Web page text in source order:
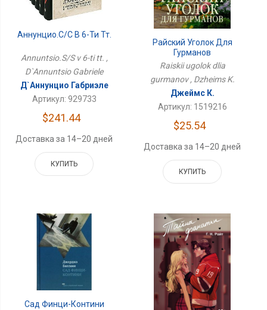
Аннунцио.С/С В 6-Ти Тт.
Annuntsio.S/S v 6-ti tt. ,
D`Annuntsio Gabriele
Д`Аннунцио Габриэле
Артикул: 929733
$241.44
Доставка за 14–20 дней
КУПИТЬ
Райский Уголок Для
Гурманов
Raiskii ugolok dlia
gurmanov , Dzheims K.
Джеймс К.
Артикул: 1519216
$25.54
Доставка за 14–20 дней
КУПИТЬ
Сад Финци-Контини